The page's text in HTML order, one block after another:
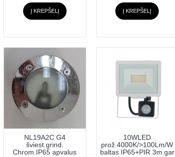
Į KREPŠELĮ Į KREPŠELĮ
NL19A2C G4
šviest.grind.
Chrom.IP65 apvalus
10WLED
prož.4000K/>100Lm/W
baltas IP65+PIR 3m.gar